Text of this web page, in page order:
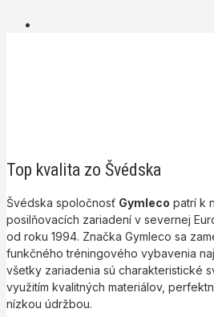
Top kvalita zo Švédska
Švédska spoločnosť Gymleco patrí k
posilňovacích zariadení v severnej
od roku 1994. Značka Gymleco sa
funkčného tréningového vybavenia
všetky zariadenia sú charakteristické
využitím kvalitných materiálov,
nízkou údržbou.